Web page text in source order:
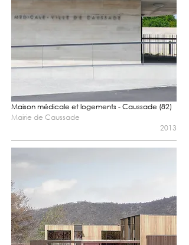
Maison médicale et logements - Caussade (82)
Mairie de Caussade
2013